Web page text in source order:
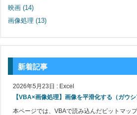
映画 (14)
画像処理 (13)
新着記事
2026年5月23日 : Excel
【VBA×画像処理】画像を平滑化する（ガウシ
本ページでは、VBAで読み込んだビットマッ